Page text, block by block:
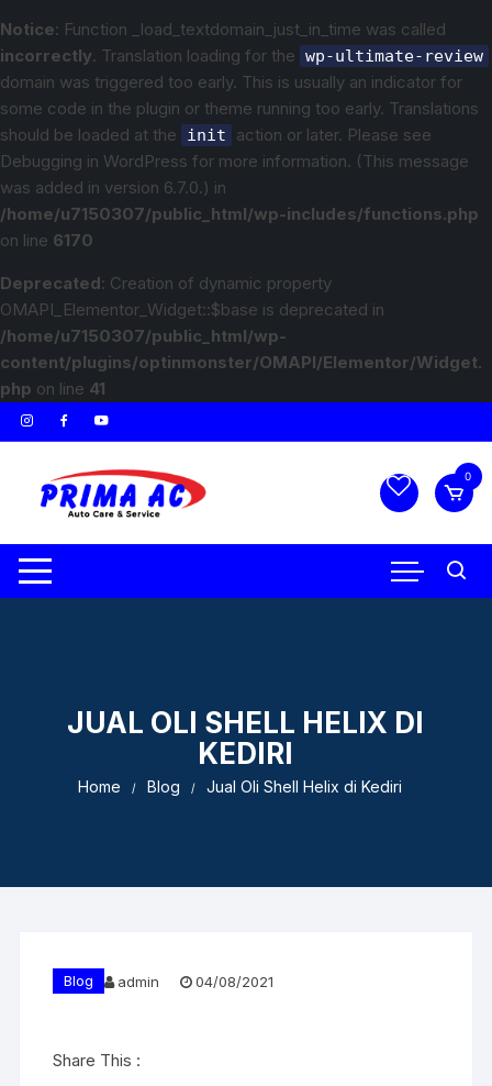
Notice: Function _load_textdomain_just_in_time was called
incorrectly. Translation loading for the wp-ultimate-review
domain was triggered too early. This is usually an indicator for
some code in the plugin or theme running too early. Translations
should be loaded at the
init
action or later. Please see
Debugging in WordPress for more information. (This message
was added in version 6.7.0.) in
/home/u7150307/public_html/wp-includes/functions.php
on line 6170
Deprecated: Creation of dynamic property
OMAPI_Elementor_Widget::$base is deprecated in
/home/u7150307/public_html/wp-
content/plugins/optinmonster/OMAPI/Elementor/Widget.
php on line 41
0
JUAL OLI SHELL HELIX DI
KEDIRI
Home Blog Jual Oli Shell Helix di Kediri
Blog admin 04/08/2021
Share This :